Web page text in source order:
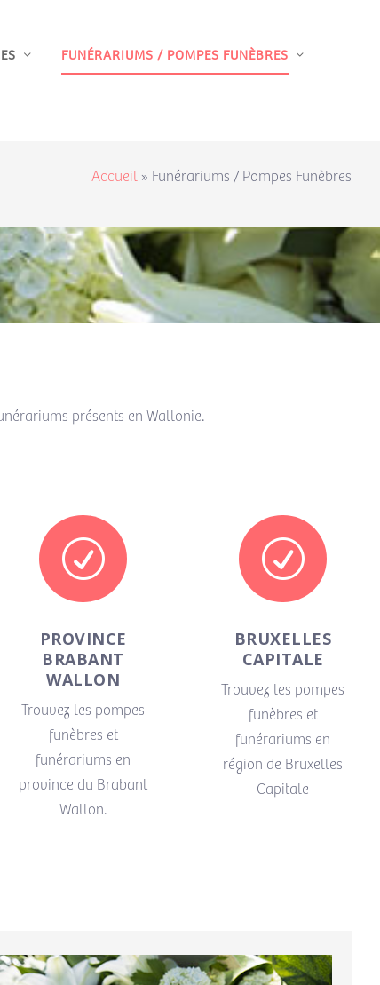
FUNÉRARIUMS / POMPES FUNÈBRES
Accueil» Funérariums / Pompes Funèbres
présents en Wallonie.
R
PROVINCE
BRABANT
WALLON
Trouvez les pompes
funèbres et
funérariums en
province du Brabant
Wallon.
R
BRUXELLES
CAPITALE
Trouvez les pompes
funèbres et
funérariums en
région de Bruxelles
Capitale